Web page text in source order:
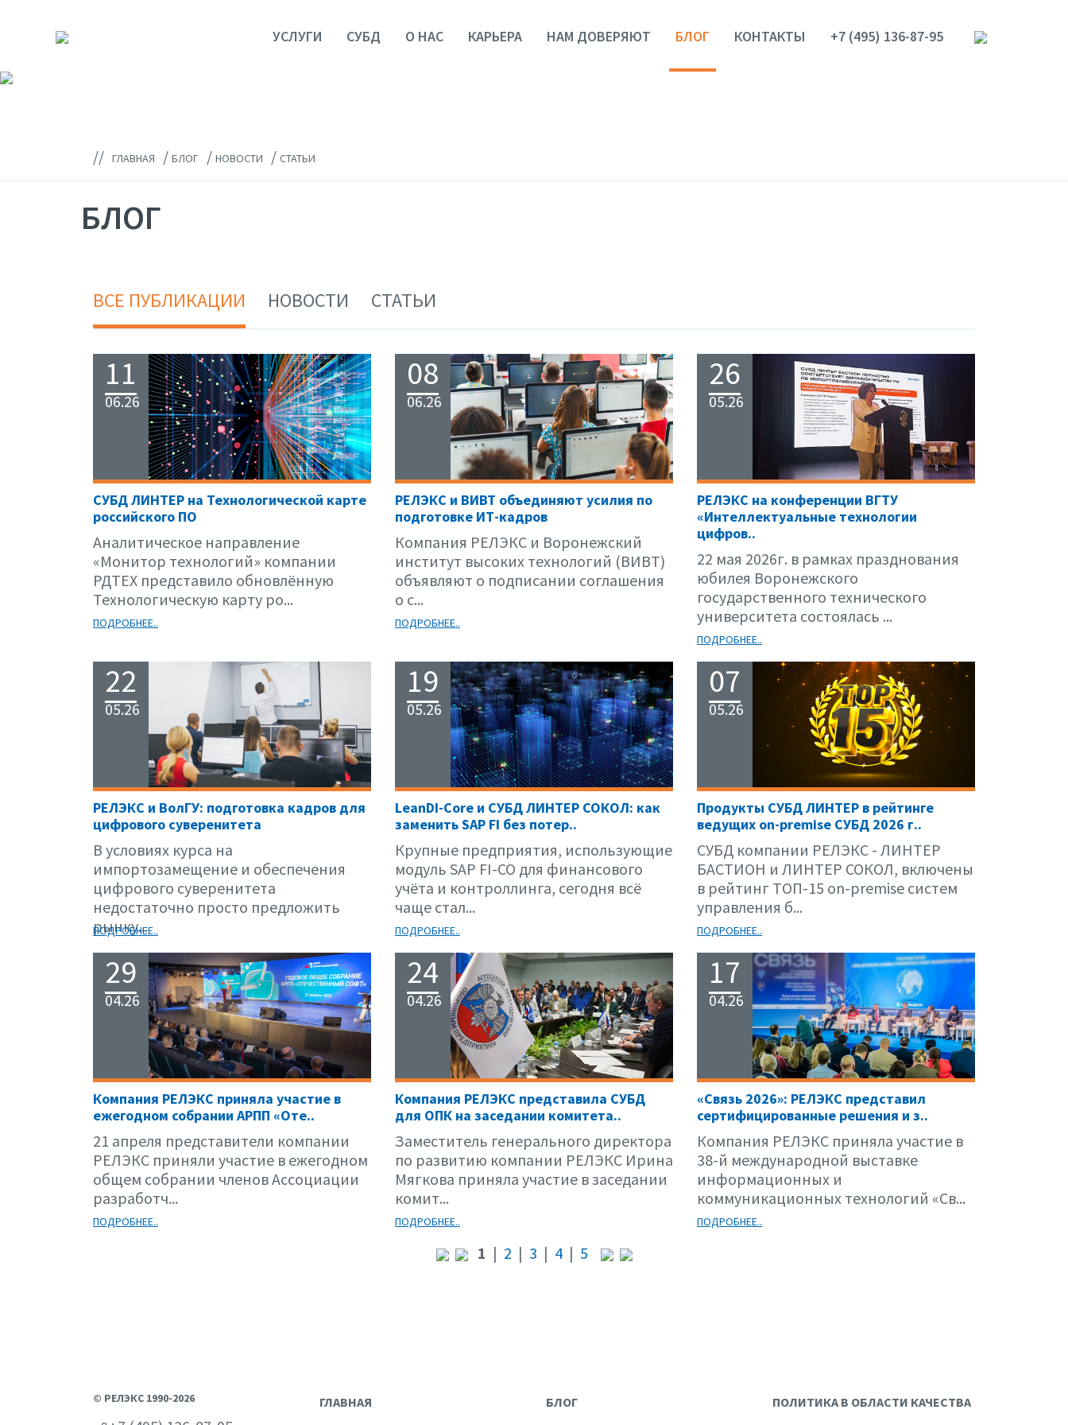
УСЛУГИ СУБД О НАС КАРЬЕРА НАМ ДОВЕРЯЮТ БЛОГ КОНТАКТЫ +7 (495) 136-87-95
// ГЛАВНАЯ / БЛОГ / НОВОСТИ / СТАТЬИ
БЛОГ
ВСЕ ПУБЛИКАЦИИ НОВОСТИ СТАТЬИ
11
06.26
СУБД ЛИНТЕР на Технологической карте
российского ПО
Аналитическое направление
«Монитор технологий» компании
РДТЕХ представило обновлённую
Технологическую карту ро...
ПОДРОБНЕЕ..
08
06.26
РЕЛЭКС и ВИВТ объединяют усилия по
подготовке ИТ-кадров
Компания РЕЛЭКС и Воронежский
институт высоких технологий (ВИВТ)
объявляют о подписании соглашения
о с...
ПОДРОБНЕЕ..
26
05.26
РЕЛЭКС на конференции ВГТУ
«Интеллектуальные технологии
цифров..
22 мая 2026г. в рамках празднования
юбилея Воронежского
государственного технического
университета состоялась ...
ПОДРОБНЕЕ..
22
05.26
РЕЛЭКС и ВолГУ: подготовка кадров для
цифрового суверенитета
В условиях курса на
импортозамещение и обеспечения
цифрового суверенитета
недостаточно просто предложить
рынку...
ПОДРОБНЕЕ..
19
05.26
LeanDI-Core и СУБД ЛИНТЕР СОКОЛ: как
заменить SAP FI без потер..
Крупные предприятия, использующие
модуль SAP FI-CO для финансового
учёта и контроллинга, сегодня всё
чаще стал...
ПОДРОБНЕЕ..
07
05.26
Продукты СУБД ЛИНТЕР в рейтинге
ведущих on-premise СУБД 2026 г..
СУБД компании РЕЛЭКС - ЛИНТЕР
БАСТИОН и ЛИНТЕР СОКОЛ, включены
в рейтинг ТОП-15 on-premise систем
управления б...
ПОДРОБНЕЕ..
29
04.26
Компания РЕЛЭКС приняла участие в
ежегодном собрании АРПП «Оте..
21 апреля представители компании
РЕЛЭКС приняли участие в ежегодном
общем собрании членов Ассоциации
разработч...
ПОДРОБНЕЕ..
24
04.26
Компания РЕЛЭКС представила СУБД
для ОПК на заседании комитета..
Заместитель генерального директора
по развитию компании РЕЛЭКС Ирина
Мягкова приняла участие в заседании
комит...
ПОДРОБНЕЕ..
17
04.26
«Связь 2026»: РЕЛЭКС представил
сертифицированные решения и з..
Компания РЕЛЭКС приняла участие в
38-й международной выставке
информационных и
коммуникационных технологий «Св...
ПОДРОБНЕЕ..
1 | 2 | 3 | 4| 5
© РЕЛЭКС 1990-2026
ГЛАВНАЯ
БЛОГ
ПОЛИТИКА В ОБЛАСТИ КАЧЕСТВА